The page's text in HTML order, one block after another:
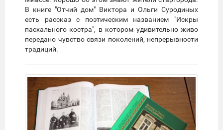
В книге "Отчий дом" Виктора и Ольги Суродиных
есть рассказ с поэтическим названием "Искры
пасхального костра", в котором удивительно живо
передано чувство связи поколений, непрерывности
традиций.